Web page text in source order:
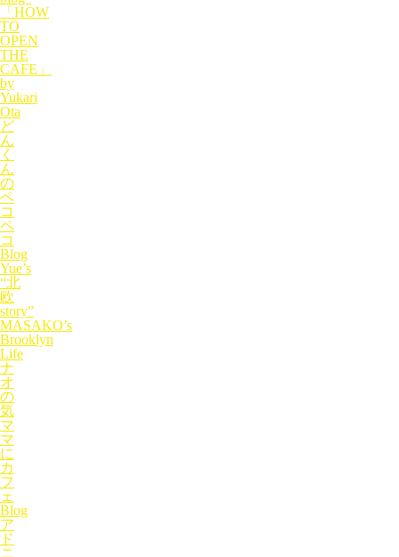
「HOW
TO
OPEN
THE
CAFE」
by
Yukari
Ota
ど
ん
く
ん
の
ペ
コ
ペ
コ
Blog
Yue’s
“北
欧
story”
MASAKO’s
Brooklyn
Life
ナ
オ
の
気
マ
マ
に
カ
フ
ェ
Blog
ア
ド
ニ